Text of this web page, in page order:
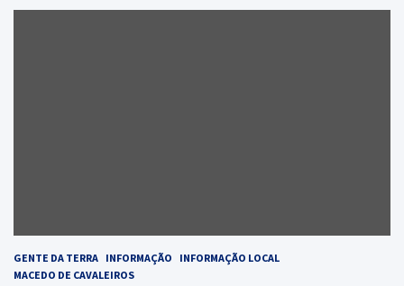
GENTE DA TERRA INFORMAÇÃO
INFORMAÇÃO LOCAL
MACEDO DE CAVALEIROS